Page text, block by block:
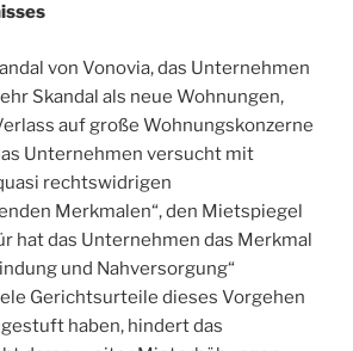
von Vonovia, das Unternehmen
Skandal als neue Wohnungen,
auf große Wohnungskonzerne
Unternehmen versucht mit
rechtswidrigen
Merkmalen“, den Mietspiegel
hat das Unternehmen das Merkmal
und Nahversorgung“
Gerichtsurteile dieses Vorgehen
haben, hindert das